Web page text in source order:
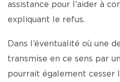
assistance pour l’aider à
expliquant le refus.
Dans l’éventualité où une
transmise en ce sens par
pourrait également cesser